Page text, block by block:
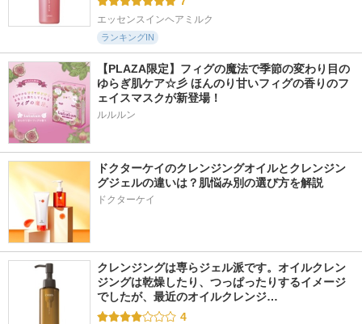
エッセンスインヘアミルク
ランキングIN
【PLAZA限定】フィグの魔法で季節の変わり目の
ゆらぎ肌ケア☆彡 ほんのり甘いフィグの香りのフ
ェイスマスクが新登場！
ルルルン
ドクターケイのクレンジングオイルとクレンジン
グジェルの違いは？肌悩み別の選び方を解説
ドクターケイ
クレンジングは専らジェル派です。オイルクレン
ジングは乾燥したり、つっぱったりするイメージ
でしたが、最近のオイルクレンジ…
4